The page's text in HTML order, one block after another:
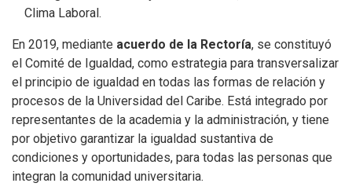
Clima Laboral.
En 2019, mediante acuerdo de la Rectoría, se constituyó
el Comité de Igualdad, como estrategia para transversalizar
el principio de igualdad en todas las formas de relación y
procesos de la Universidad del Caribe. Está integrado por
representantes de la academia y la administración, y tiene
por objetivo garantizar la igualdad sustantiva de
condiciones y oportunidades, para todas las personas que
integran la comunidad universitaria.